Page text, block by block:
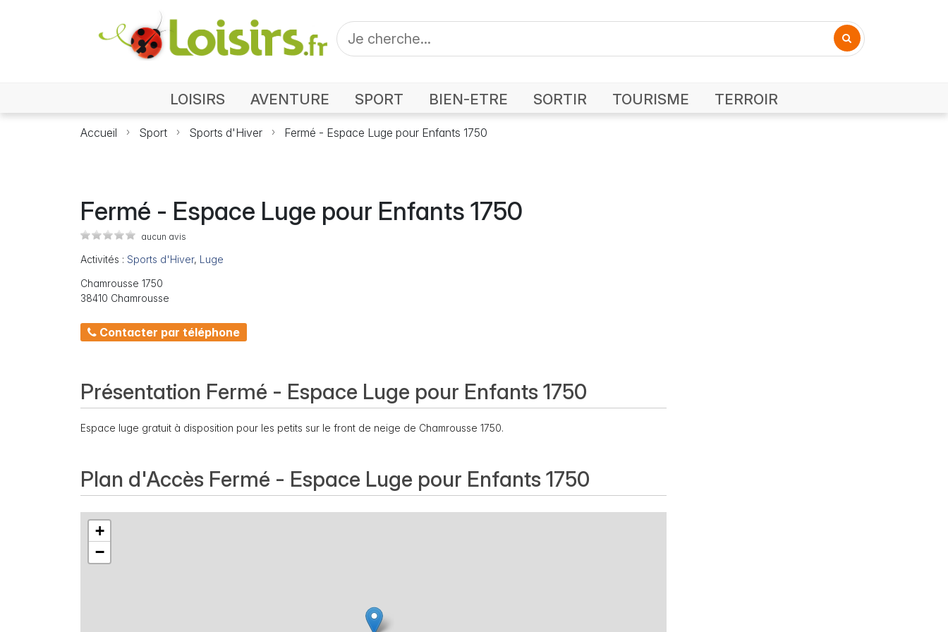
LOISIRS AVENTURE SPORT BIEN-ETRE SORTIR TOURISME TERROIR
Accueil Sport Sports d'Hiver Fermé - Espace Luge pour Enfants 1750
Fermé - Espace Luge pour Enfants 1750
aucun avis
Activités : Sports d'Hiver, Luge
Chamrousse 1750
38410 Chamrousse
Contacter par téléphone
Présentation Fermé - Espace Luge pour Enfants 1750
Espace luge gratuit à disposition pour les petits sur le front de neige de Chamrousse 1750.
Plan d'Accès Fermé - Espace Luge pour Enfants 1750
+
−